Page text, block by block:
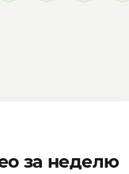
за неделю